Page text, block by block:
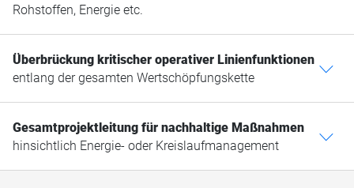
Rohstoffen, Energie etc.
Überbrückung kritischer operativer Linienfunktionen
entlang der gesamten Wertschöpfungskette
c
Gesamtprojektleitung für nachhaltige Maßnahmen
hinsichtlich Energie- oder Kreislaufmanagement
c